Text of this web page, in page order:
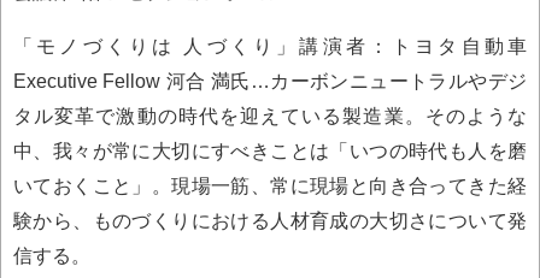
「モノづくりは 人づくり」講演者：トヨタ自動車
Executive Fellow 河合 満氏…カーボンニュートラルやデジ
タル変革で激動の時代を迎えている製造業。そのような
中、我々が常に大切にすべきことは「いつの時代も人を磨
いておくこと」。現場一筋、常に現場と向き合ってきた経
験から、ものづくりにおける人材育成の大切さについて発
信する。